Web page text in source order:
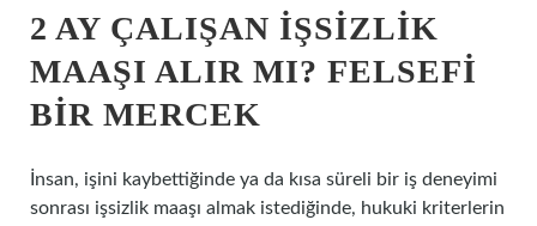
2 AY ÇALIŞAN İŞSIZLIK
MAAŞI ALIR MI? FELSEFI
BIR MERCEK
İnsan, işini kaybettiğinde ya da kısa süreli bir iş deneyimi
sonrası işsizlik maaşı almak istediğinde, hukuki kriterlerin